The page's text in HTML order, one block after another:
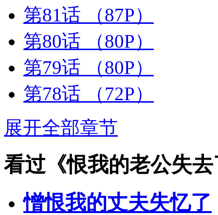
第81话
（87P）
第80话
（80P）
第79话
（80P）
第78话
（72P）
展开全部章节
看过《恨我的老公失
憎恨我的丈夫失忆了